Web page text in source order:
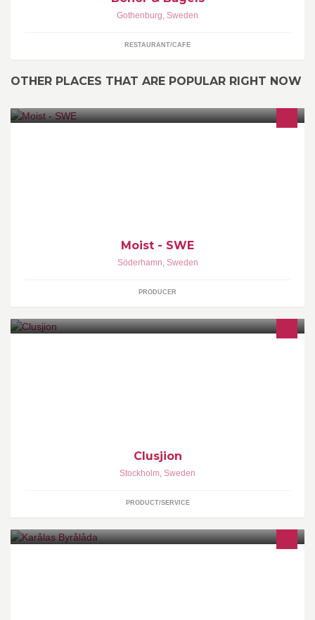
Gothenburg, Sweden
RESTAURANT/CAFE
OTHER PLACES THAT ARE POPULAR RIGHT NOW
Moist - SWE
Söderhamn, Sweden
PRODUCER
Clusjion
Stockholm, Sweden
PRODUCT/SERVICE